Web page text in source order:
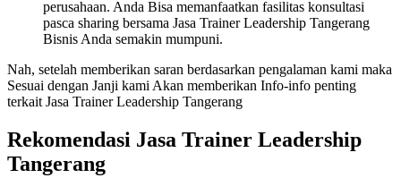
perusahaan. Anda Bisa memanfaatkan fasilitas konsultasi
pasca sharing bersama Jasa Trainer Leadership Tangerang
Bisnis Anda semakin mumpuni.
Nah, setelah memberikan saran berdasarkan pengalaman kami maka
Sesuai dengan Janji kami Akan memberikan Info-info penting
terkait Jasa Trainer Leadership Tangerang
Rekomendasi Jasa Trainer Leadership
Tangerang